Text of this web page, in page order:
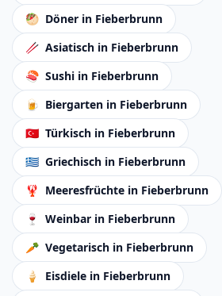
🥙 Döner in Fieberbrunn
🥢 Asiatisch in Fieberbrunn
🍣 Sushi in Fieberbrunn
🍺 Biergarten in Fieberbrunn
🇹🇷 Türkisch in Fieberbrunn
🇬🇷 Griechisch in Fieberbrunn
🦞 Meeresfrüchte in Fieberbrunn
🍷
Weinbar in Fieberbrunn
🥕 Vegetarisch in Fieberbrunn
🍦
Eisdiele in Fieberbrunn